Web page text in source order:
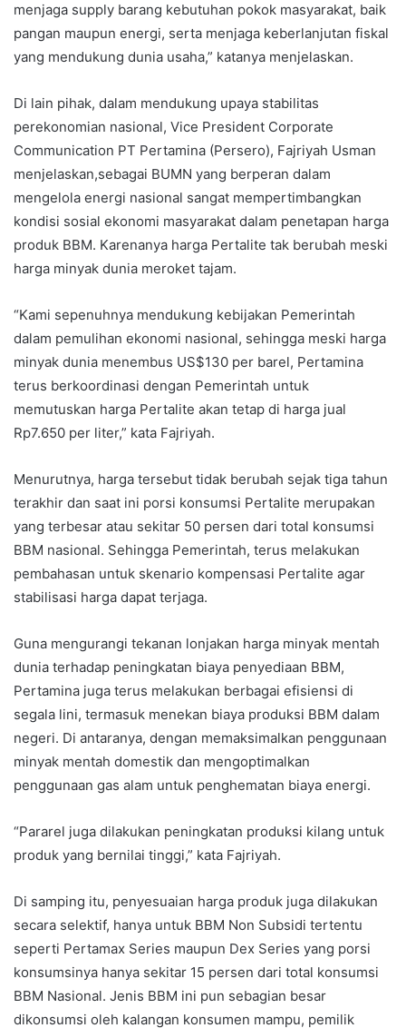
menjaga supply barang kebutuhan pokok masyarakat, baik
pangan maupun energi, serta menjaga keberlanjutan fiskal
yang mendukung dunia usaha,” katanya menjelaskan.
Di lain pihak, dalam mendukung upaya stabilitas
perekonomian nasional, Vice President Corporate
Communication PT Pertamina (Persero), Fajriyah Usman
menjelaskan,sebagai BUMN yang berperan dalam
mengelola energi nasional sangat mempertimbangkan
kondisi sosial ekonomi masyarakat dalam penetapan harga
produk BBM. Karenanya harga Pertalite tak berubah meski
harga minyak dunia meroket tajam.
“Kami sepenuhnya mendukung kebijakan Pemerintah
dalam pemulihan ekonomi nasional, sehingga meski harga
minyak dunia menembus US$130 per barel, Pertamina
terus berkoordinasi dengan Pemerintah untuk
memutuskan harga Pertalite akan tetap di harga jual
Rp7.650 per liter,” kata Fajriyah.
Menurutnya, harga tersebut tidak berubah sejak tiga tahun
terakhir dan saat ini porsi konsumsi Pertalite merupakan
yang terbesar atau sekitar 50 persen dari total konsumsi
BBM nasional. Sehingga Pemerintah, terus melakukan
pembahasan untuk skenario kompensasi Pertalite agar
stabilisasi harga dapat terjaga.
Guna mengurangi tekanan lonjakan harga minyak mentah
dunia terhadap peningkatan biaya penyediaan BBM,
Pertamina juga terus melakukan berbagai efisiensi di
segala lini, termasuk menekan biaya produksi BBM dalam
negeri. Di antaranya, dengan memaksimalkan penggunaan
minyak mentah domestik dan mengoptimalkan
penggunaan gas alam untuk penghematan biaya energi.
“Pararel juga dilakukan peningkatan produksi kilang untuk
produk yang bernilai tinggi,” kata Fajriyah.
Di samping itu, penyesuaian harga produk juga dilakukan
secara selektif, hanya untuk BBM Non Subsidi tertentu
seperti Pertamax Series maupun Dex Series yang porsi
konsumsinya hanya sekitar 15 persen dari total konsumsi
BBM Nasional. Jenis BBM ini pun sebagian besar
dikonsumsi oleh kalangan konsumen mampu, pemilik